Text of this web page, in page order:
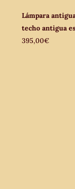
Lámpara
techo antigua
395,00€